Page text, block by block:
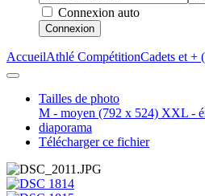
Connexion auto
Connexion
AccueilAthlé CompétitionCadets et +
Tailles de photo
M - moyen (792 x 524) XXL -
diaporama
Télécharger ce fichier